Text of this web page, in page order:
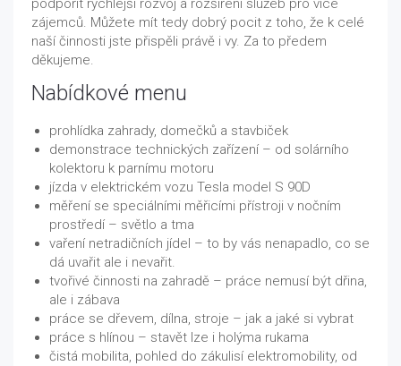
podpořit rychlejší rozvoj a rozšíření služeb pro více
zájemců. Můžete mít tedy dobrý pocit z toho, že k celé
naší činnosti jste přispěli právě i vy. Za to předem
děkujeme.
Nabídkové menu
prohlídka zahrady, domečků a stavbiček
demonstrace technických zařízení – od solárního
kolektoru k parnímu motoru
jízda v elektrickém vozu Tesla model S 90D
měření se speciálními měřicími přístroji v nočním
prostředí – světlo a tma
vaření netradičních jídel – to by vás nenapadlo, co se
dá uvařit ale i nevařit.
tvořivé činnosti na zahradě – práce nemusí být dřina,
ale i zábava
práce se dřevem, dílna, stroje – jak a jaké si vybrat
práce s hlínou – stavět lze i holýma rukama
čistá mobilita, pohled do zákulisí elektromobility, od